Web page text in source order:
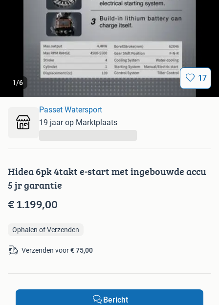
1/6 17
Hidea 6pk 4takt e-start met ingebouwde accu
5 jr garantie
€ 1.199,00
Ophalen of Verzenden
Verzenden voor€ 75,00
Passet Watersport
19 jaar op Marktplaats
Bericht